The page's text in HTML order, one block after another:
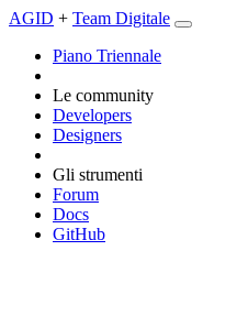
AGID + Team Digitale
Piano Triennale
Le community
Developers
Designers
Gli strumenti
Forum
Docs
GitHub